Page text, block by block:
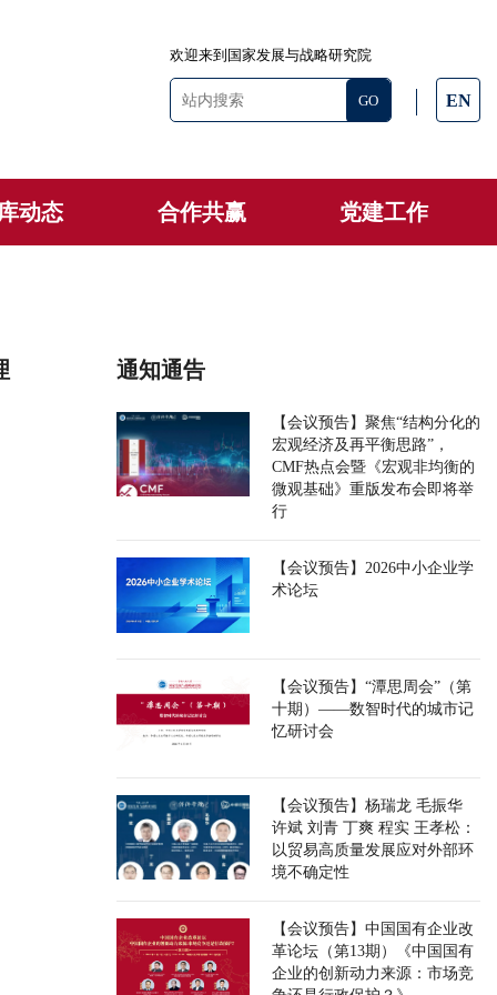
欢迎来到国家发展与战略研究院
EN
动态 合作共赢 党建工作
通知通告
【会议预告】聚焦“结构分化的
宏观经济及再平衡思路”，
CMF热点会暨《宏观非均衡的
微观基础》重版发布会即将举
行
【会议预告】2026中小企业学
术论坛
【会议预告】“潭思周会”（第
十期）——数智时代的城市记
忆研讨会
【会议预告】杨瑞龙 毛振华
许斌 刘青 丁爽 程实 王孝松：
以贸易高质量发展应对外部环
境不确定性
【会议预告】中国国有企业改
革论坛（第13期）《中国国有
企业的创新动力来源：市场竞